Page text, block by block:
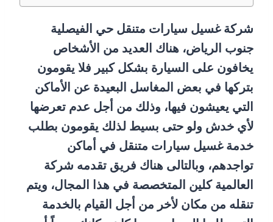
شركة غسيل سيارات متنقل حي الفيصلية
جنوب الرياض، هناك العديد من الأشخاص
يخافون على السيارة بشكل كبير فلا يقومون
بتركها في بعض المغاسل البعيدة عن الأماكن
التي يعيشون فيها، وذلك من أجل عدم تعرضها
لأي خدش ولو حتى بسيط لذلك يقومون بطلب
خدمة غسيل سيارات متنقل في أماكن
تواجدهم، وبالتالى هناك فريق تقدمه شركة
العالمية كلين المتخصصة في هذا المجال، ويتم
تنقله من مكان لأخر من أجل القيام بالخدمة